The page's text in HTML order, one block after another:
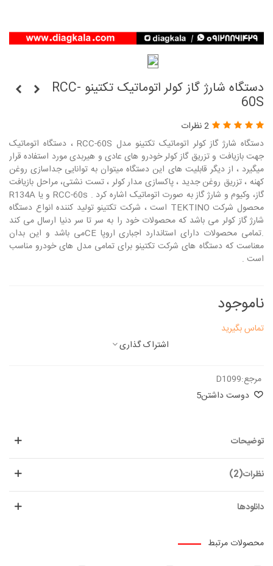
دستگاه شارژ گاز کولر اتوماتیک تکتینو RCC-
60S
2 نظرات
دستگاه شارژ گاز کولر اتوماتیک تکتینو مدل RCC-60S ، دستگاه اتوماتیک
جهت بازیافت و تزریق گاز کولر خودرو های عادی و هیربدی مورد استفاده قرار
میگیرد ، از دیگر قابلیت های این دستگاه میتوان به توانایی جداسازی روغن
کهنه ، تزریق روغن جدید ، پاکسازی مدار کولر ، تست نشتی، مراحل بازیافت
گاز، وکیوم و شارژ گاز به صورت اتوماتیک اشاره کرد . RCC-60s و یا R134A
محصول شرکت TEKTINO است ، شرکت تکتینو تولید کننده انواع دستگاه
شارژ گاز کولر می باشد که محصولات خود را به سر تا سر دنیا ارسال می کند
.تمامی محصولات دارای استاندارد اجباری اروپا CEمی باشد و این بدان
معناست که دستگاه های شرکت تکتینو برای تمامی مدل های خودرو مناسب
است .
ناموجود
تماس بگیرید
اشتراک گذاری
مرجع:D1099
دوست داشتن5
توضیحات
نظرات(2)
دانلودها
محصولات مرتبط